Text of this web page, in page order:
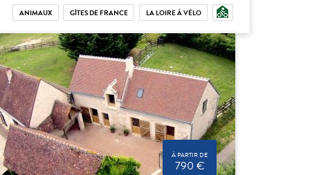
ANIMAUX GÎTES DE FRANCE LA LOIRE À VÉLO
À PARTIR DE
790 €